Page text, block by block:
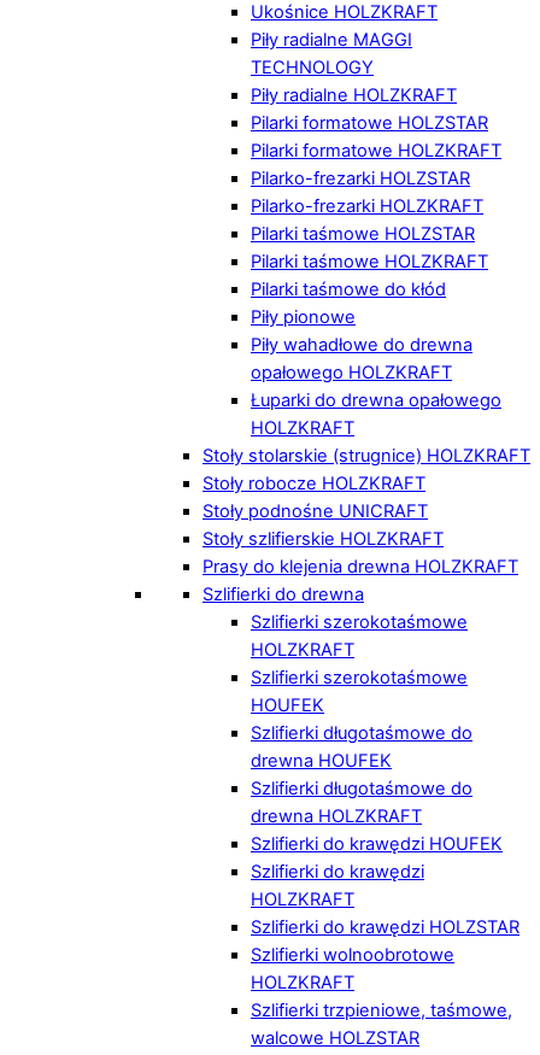
Ukośnice HOLZKRAFT
Piły radialne MAGGI
TECHNOLOGY
Piły radialne HOLZKRAFT
Pilarki formatowe HOLZSTAR
Pilarki formatowe HOLZKRAFT
Pilarko-frezarki HOLZSTAR
Pilarko-frezarki HOLZKRAFT
Pilarki taśmowe HOLZSTAR
Pilarki taśmowe HOLZKRAFT
Pilarki taśmowe do kłód
Piły pionowe
Piły wahadłowe do drewna
opałowego HOLZKRAFT
Łuparki do drewna opałowego
HOLZKRAFT
Stoły stolarskie (strugnice) HOLZKRAFT
Stoły robocze HOLZKRAFT
Stoły podnośne UNICRAFT
Stoły szlifierskie HOLZKRAFT
Prasy do klejenia drewna HOLZKRAFT
Szlifierki do drewna
Szlifierki szerokotaśmowe
HOLZKRAFT
Szlifierki szerokotaśmowe
HOUFEK
Szlifierki długotaśmowe do
drewna HOUFEK
Szlifierki długotaśmowe do
drewna HOLZKRAFT
Szlifierki do krawędzi HOUFEK
Szlifierki do krawędzi
HOLZKRAFT
Szlifierki do krawędzi HOLZSTAR
Szlifierki wolnoobrotowe
HOLZKRAFT
Szlifierki trzpieniowe, taśmowe,
walcowe HOLZSTAR